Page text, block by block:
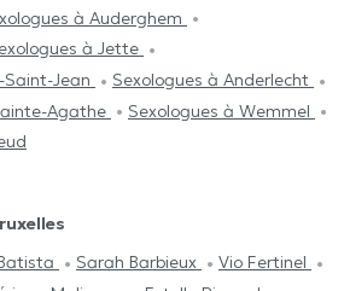
à Auderghem
à Jette
Saint-Jean
Sexologues à Anderlecht
Agathe
Sexologues à Wemmel
Sarah Barbieux
Vio Fertinel